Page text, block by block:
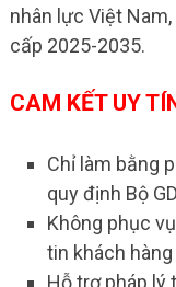
nhân lực Việt
cấp 2025-2035.
CAM KẾT UY
Chỉ làm bằng
quy định Bộ
Không phục
tin khách
Hỗ trợ pháp lý